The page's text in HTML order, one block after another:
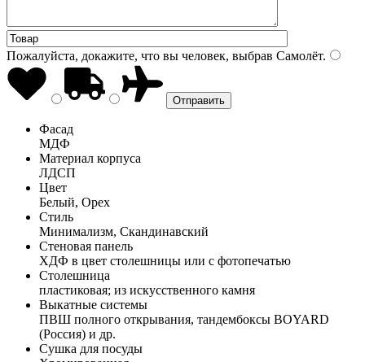
Пожалуйста, докажите, что вы человек, выбрав Самолёт.
Фасад
МДФ
Материал корпуса
ЛДСП
Цвет
Белый, Орех
Стиль
Минимализм, Скандинавский
Стеновая панель
ХДФ в цвет столешницы или с фотопечатью
Столешница
пластиковая; из искусственного камня
Выкатные системы
ПВШ полного открывания, тандембоксы BOYARD
(Россия) и др.
Сушка для посуды